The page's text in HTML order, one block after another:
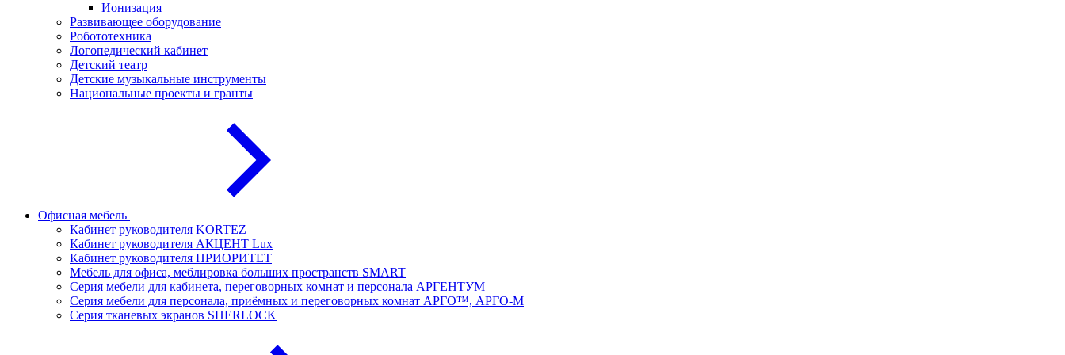
Ионизация
Развивающее оборудование
Робототехника
Логопедический кабинет
Детский театр
Детские музыкальные инструменты
Национальные проекты и гранты
Офисная мебель
Кабинет руководителя KORTEZ
Кабинет руководителя АКЦЕНТ Lux
Кабинет руководителя ПРИОРИТЕТ
Мебель для офиса, меблировка больших пространств SMART
Серия мебели для кабинета, переговорных комнат и персонала АРГЕНТУМ
Серия мебели для персонала, приёмных и переговорных комнат АРГО™, АРГО-М
Серия тканевых экранов SHERLOCK